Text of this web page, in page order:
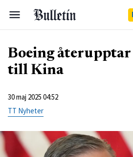
Boeing återupptar
till Kina
30 maj 2025 04:52
TT Nyheter